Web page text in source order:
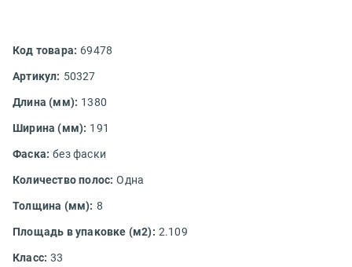
Код товара: 69478
Артикул: 50327
Длина (мм): 1380
Ширина (мм): 191
Фаска: без фаски
Количество полос: Одна
Толщина (мм): 8
Площадь в упаковке (м2): 2.109
Класс: 33